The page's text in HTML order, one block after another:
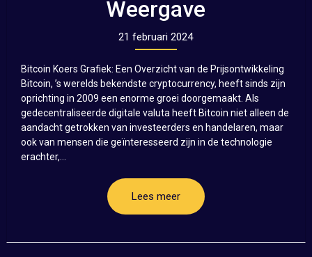
Weergave
21 februari 2024
Bitcoin Koers Grafiek: Een Overzicht van de Prijsontwikkeling
Bitcoin, ’s werelds bekendste cryptocurrency, heeft sinds zijn
oprichting in 2009 een enorme groei doorgemaakt. Als
gedecentraliseerde digitale valuta heeft Bitcoin niet alleen de
aandacht getrokken van investeerders en handelaren, maar
ook van mensen die geïnteresseerd zijn in de technologie
erachter,...
Lees meer